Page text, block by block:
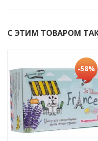
С ЭТИМ ТОВАРОМ
-58%